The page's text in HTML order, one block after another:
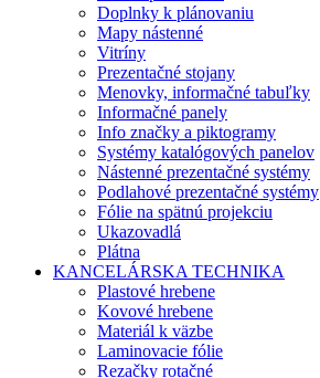
Doplnky k plánovaniu
Mapy nástenné
Vitríny
Prezentačné stojany
Menovky, informačné tabuľky
Informačné panely
Info značky a piktogramy
Systémy katalógových panelov
Nástenné prezentačné systémy
Podlahové prezentačné systémy
Fólie na spätnú projekciu
Ukazovadlá
Plátna
KANCELÁRSKA TECHNIKA
Plastové hrebene
Kovové hrebene
Materiál k väzbe
Laminovacie fólie
Rezačky rotačné